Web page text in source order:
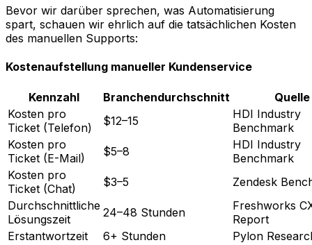
Bevor wir darüber sprechen, was Automatisierung
spart, schauen wir ehrlich auf die tatsächlichen Kosten
des manuellen Supports:
Kostenaufstellung manueller Kundenservice
Kennzahl Branchendurchschnitt
Quelle
Kosten pro
Ticket (Telefon)
$12–15
HDI Industry
Benchmark
Kosten pro
Ticket (E-Mail)
$5–8
HDI Industry
Benchmark
Kosten pro
Ticket (Chat)
$3–5
Zendesk
Durchschnittliche
Lösungszeit
24–48 Stunden
Freshworks
Report
Erstantwortzeit
6+ Stunden
Pylon